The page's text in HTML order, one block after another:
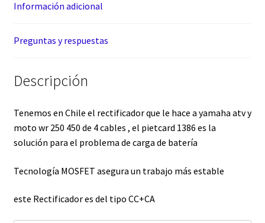
Información adicional
Preguntas y respuestas
Descripción
Tenemos en Chile el rectificador que le hace a yamaha atv y
moto wr 250 450 de 4 cables , el pietcard 1386 es la
solución para el problema de carga de batería
Tecnología MOSFET asegura un trabajo más estable
este Rectificador es del tipo CC+CA